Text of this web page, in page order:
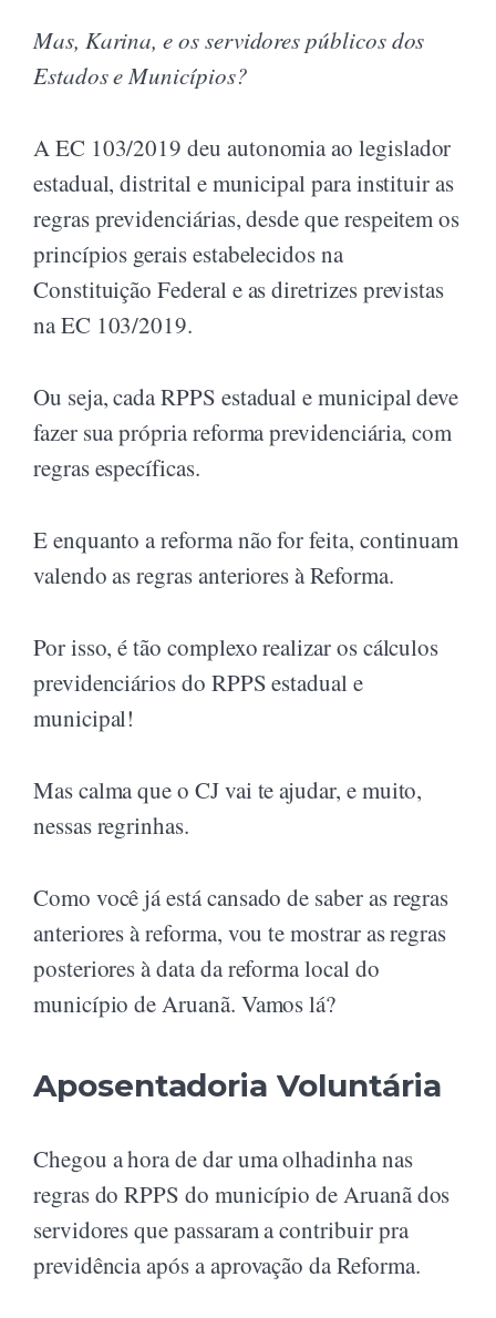
Mas, Karina, e os servidores públicos dos
Estados e Municípios?
A EC 103/2019 deu autonomia ao legislador
estadual, distrital e municipal para instituir as
regras previdenciárias, desde que respeitem os
princípios gerais estabelecidos na
Constituição Federal e as diretrizes previstas
na EC 103/2019.
Ou seja, cada RPPS estadual e municipal deve
fazer sua própria reforma previdenciária, com
regras específicas.
E enquanto a reforma não for feita, continuam
valendo as regras anteriores à Reforma.
Por isso, é tão complexo realizar os cálculos
previdenciários do RPPS estadual e
municipal!
Mas calma que o CJ vai te ajudar, e muito,
nessas regrinhas.
Como você já está cansado de saber as regras
anteriores à reforma, vou te mostrar as regras
posteriores à data da reforma local do
município de Aruanã. Vamos lá?
Aposentadoria Voluntária
Chegou a hora de dar uma olhadinha nas
regras do RPPS do município de Aruanã dos
servidores que passaram a contribuir pra
previdência após a aprovação da Reforma.